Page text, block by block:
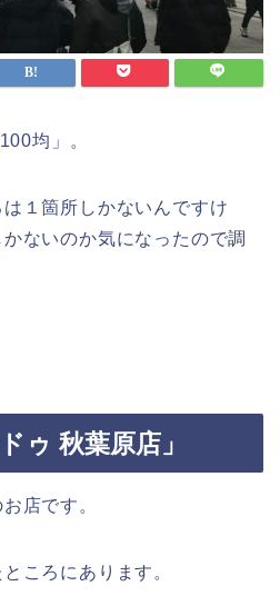
均」。
１箇所しかないんですけ
ないのか気になったので調
ゥ 秋葉原店」
店です。
ころにあります。